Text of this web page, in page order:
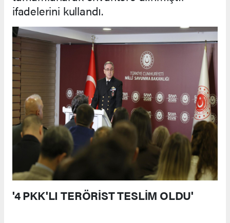
ifadelerini kullandı.
'4 PKK'LI TERÖRİST TESLİM OLDU'